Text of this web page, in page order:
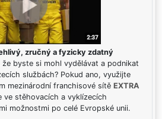
zručný a fyzicky zdatný
že byste si mohl vydělávat a podnikat
službách? Pokud ano, využijte
mezinárodní franchisové sítě EXTRA
ve stěhovacích a vyklízecích
možnostmi po celé Evropské unii.